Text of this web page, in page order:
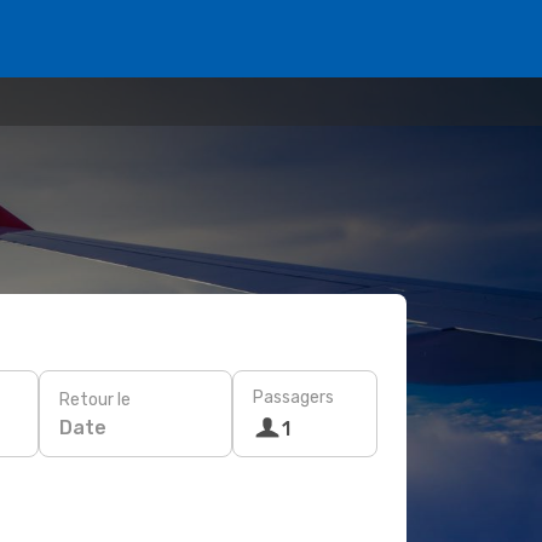
Retour le
Date
Passagers
1